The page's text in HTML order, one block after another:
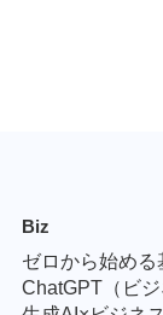
Biz
ゼロから始める
ChatGPT（ビ